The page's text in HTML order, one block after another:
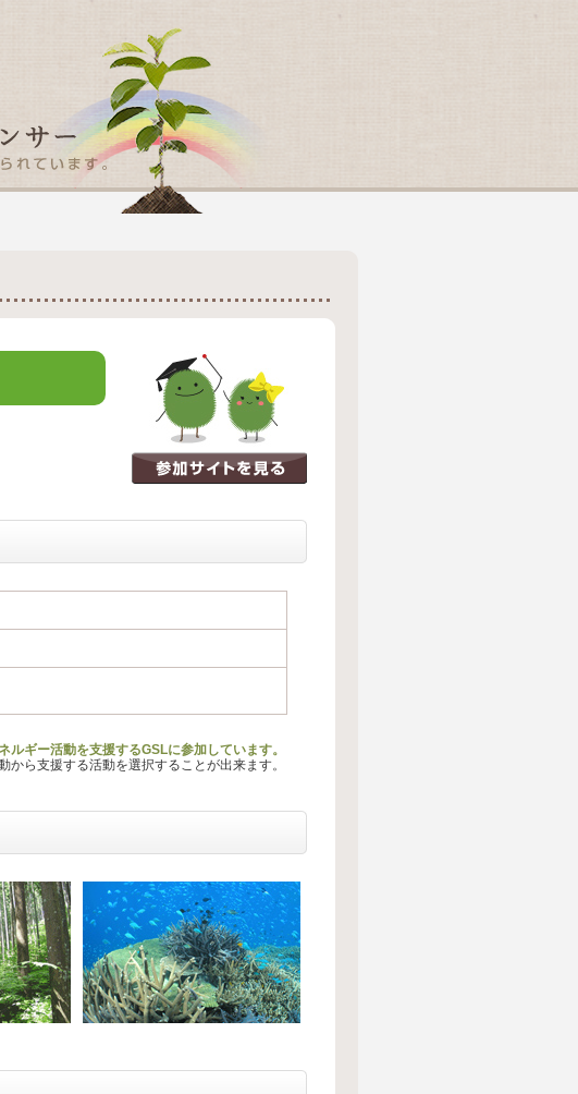
ルギー活動を支援するGSLに参加しています。
ら支援する活動を選択することが出来ます。